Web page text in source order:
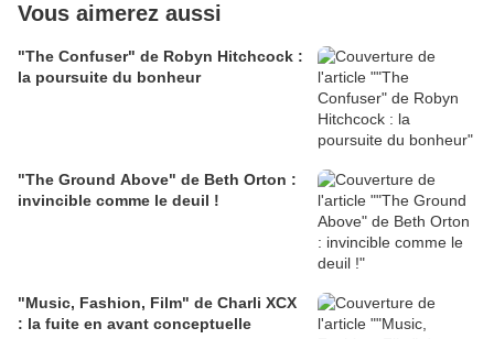
Vous aimerez aussi
"The Confuser" de Robyn Hitchcock :
la poursuite du bonheur
"The Ground Above" de Beth Orton :
invincible comme le deuil !
"Music, Fashion, Film" de Charli XCX
: la fuite en avant conceptuelle